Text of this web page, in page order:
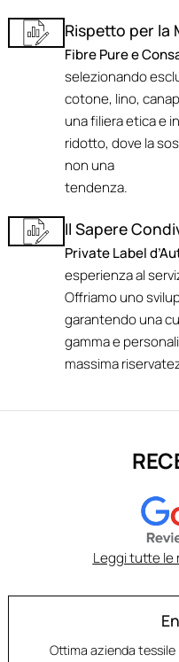
Rispetto per la
Fibre Pure e
selezionando
cotone, lino,
una filiera etica e
ridotto, dove la
non una
tendenza.
Il Sapere
Private Label
esperienza al
Offriamo uno
garantendo una
gamma e
massima
Leggi tutte le
Ottima azienda